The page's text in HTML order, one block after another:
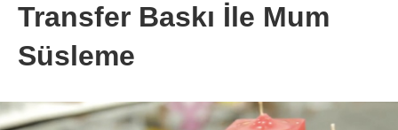
Transfer Baskı İle Mum
Süsleme